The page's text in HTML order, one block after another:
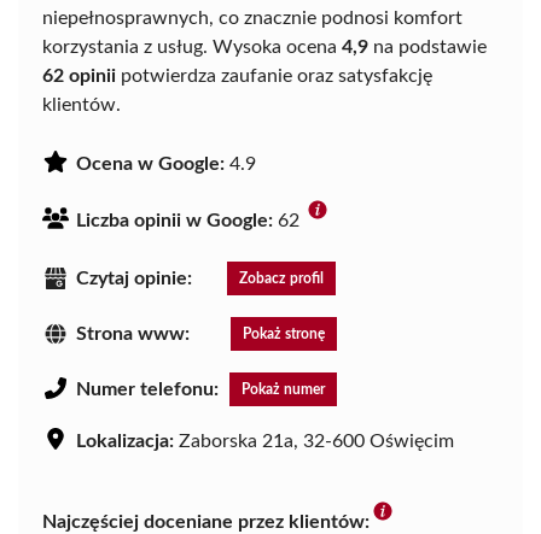
niepełnosprawnych, co znacznie podnosi komfort
korzystania z usług. Wysoka ocena 4,9 na podstawie
62 opinii potwierdza zaufanie oraz satysfakcję
klientów.
Ocena w Google: 4.9
Liczba opinii w Google: 62
Czytaj opinie: Zobacz profil
Strona www: Pokaż stronę
Numer telefonu: Pokaż numer
Lokalizacja: Zaborska 21a, 32-600 Oświęcim
Najczęściej doceniane przez klientów: